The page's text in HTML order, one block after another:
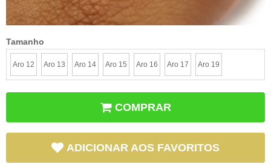
Tamanho
Aro 12 Aro 13 Aro 14 Aro 15 Aro 16 Aro 17 Aro 19
COMPRAR
ADICIONAR AOS FAVORITOS